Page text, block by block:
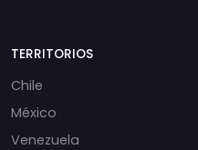
TERRITORIOS
Chile
México
Venezuela